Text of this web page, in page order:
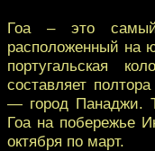
Гоа – это самый
расположенный на
португальская
составляет
— город Панаджи.
Гоа на побережье
октября по март.